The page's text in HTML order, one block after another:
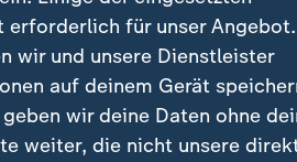
auf Basis von Zöllen zu
William Oplinger in einer
in den vergangenen zwei
erforderlich für unser
wir und unsere Dienstleister
auf deinem Gerät
wir deine Daten ohne
weiter, die nicht unsere